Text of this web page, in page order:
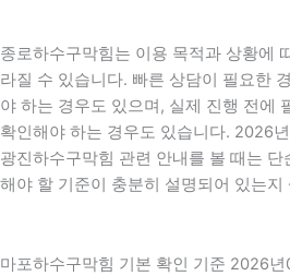
종로하수구막힘는 이용 목적과 상황에
라질 수 있습니다. 빠른 상담이 필요한
야 하는 경우도 있으며, 실제 진행 전에
확인해야 하는 경우도 있습니다. 2026
광진하수구막힘 관련 안내를 볼 때는
해야 할 기준이 충분히 설명되어 있는
마포하수구막힘 기본 확인 기준 2026